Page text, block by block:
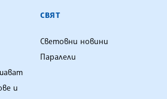
АГЕНЦИЯ
и
СВЯТ
Световни новини
Паралели